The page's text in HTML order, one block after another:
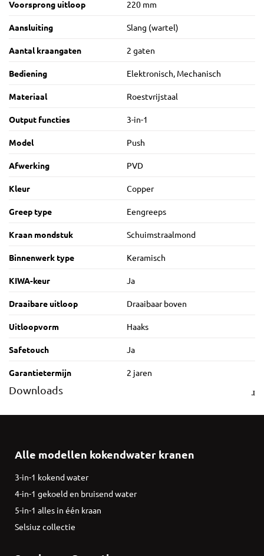
Voorsprong uitloop 220 mm
Aansluiting Slang (wartel)
Aantal kraangaten 2 gaten
Bediening Elektronisch, Mechanisch
Materiaal Roestvrijstaal
Output functies 3-in-1
Model Push
Afwerking PVD
Kleur Copper
Greep type Eengreeps
Kraan mondstuk Schuimstraalmond
Binnenwerk type Keramisch
KIWA-keur Ja
Draaibare uitloop Draaibaar boven
Uitloopvorm Haaks
Safetouch Ja
Garantietermijn 2 jaren
Downloads
Alle modellen kokendwater kranen
3-in-1 kokend water
4-in-1 gekoeld en bruisend water
5-in-1 alles in één kraan
Selsiuz collectie